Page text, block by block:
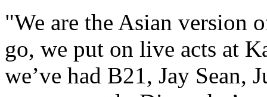
"We are the Asian version
go, we put on live acts at
we’ve had B21, Jay Sean,